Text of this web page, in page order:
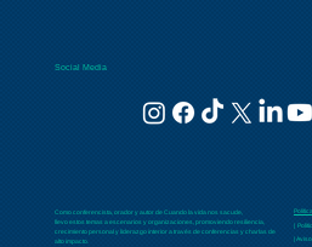
Social Media
Como conferencista, orador y autor de Cuando la vida nos sacude,
llevo estos temas a escenarios y organizaciones, promoviendo resiliencia,
crecimiento personal y liderazgo interior a través de conferencias y charlas de
alto impacto.
|
|